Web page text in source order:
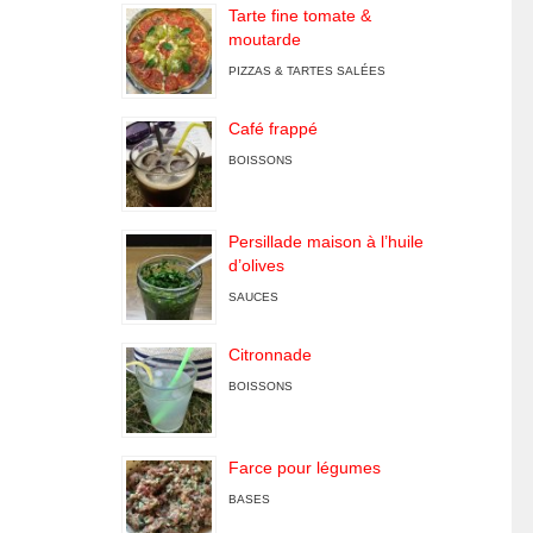
Tarte fine tomate &
moutarde
PIZZAS & TARTES SALÉES
Café frappé
BOISSONS
Persillade maison à l’huile
d’olives
SAUCES
Citronnade
BOISSONS
Farce pour légumes
BASES